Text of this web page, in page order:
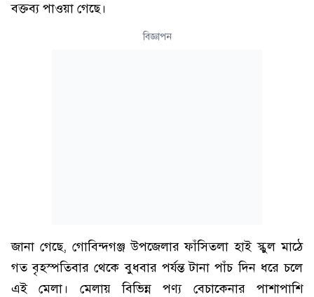
বক্তব্য পাওয়া গেছে।
বিজ্ঞাপন
জানা গেছে, গোবিন্দগঞ্জ উপজেলার ফাঁসিতলা হাই স্কুল মাঠে
গত বৃহস্পতিবার থেকে বুধবার পর্যন্ত টানা পাঁচ দিন ধরে চলে
এই মেলা। মেলায় বিভিন্ন পণ্য বেচাকেনার পাশাপাশি